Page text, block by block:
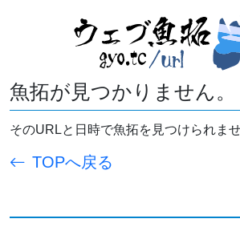
魚拓が見つかりません。
そのURLと日時で魚拓を見つけられませ
TOPへ戻る